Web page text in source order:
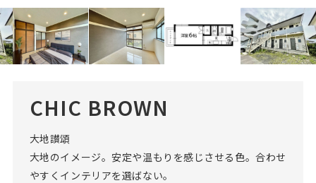
CHIC BROWN
大地讃頌
大地のイメージ。安定や温もりを感じさせる色。合わせ
やすくインテリアを選ばない。